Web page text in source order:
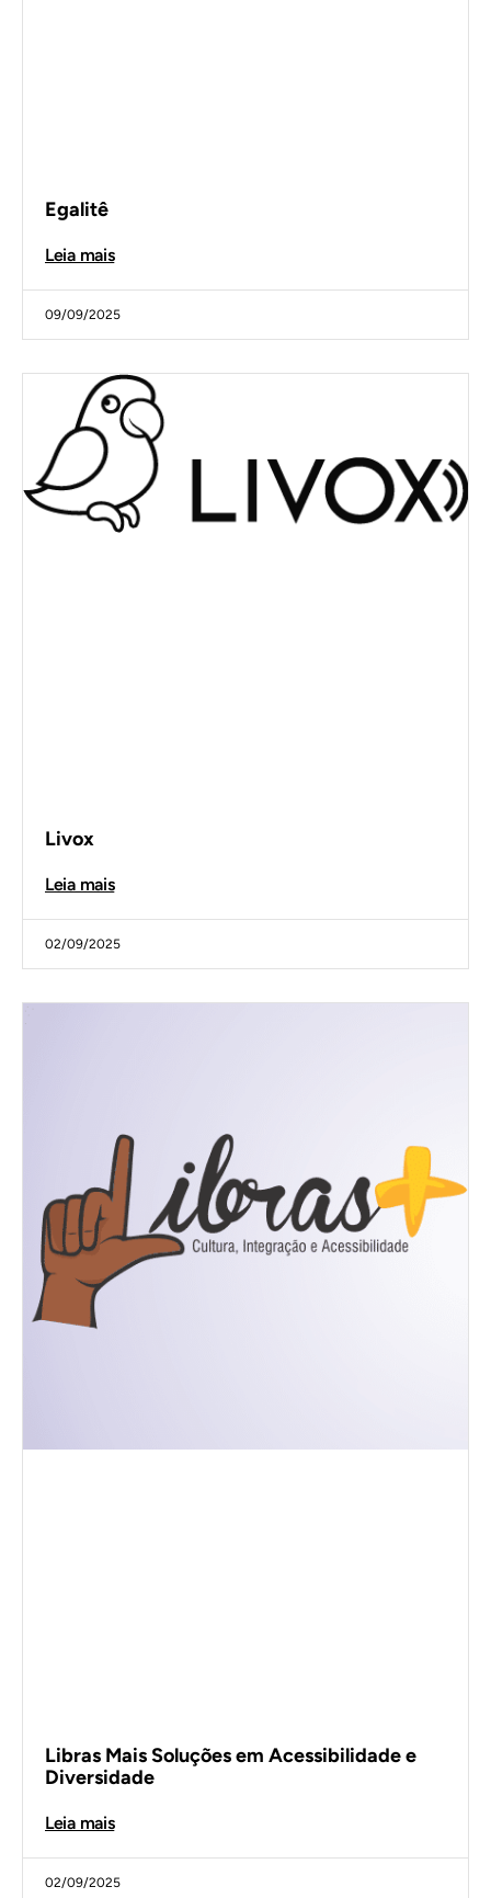
Egalitê
Leia mais
09/09/2025
Livox
Leia mais
02/09/2025
Libras Mais Soluções em Acessibilidade e
Diversidade
Leia mais
02/09/2025